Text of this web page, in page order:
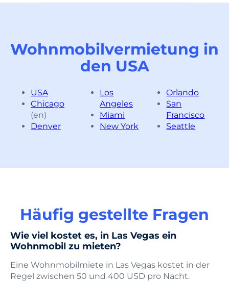
Wohnmobilvermietung in
den USA
USA
Chicago
(en)
Denver
Los
Angeles
Miami
New York
Orlando
San
Francisco
Seattle
Häufig gestellte Fragen
Wie viel kostet es, in Las Vegas ein
Wohnmobil zu mieten?
Eine Wohnmobilmiete in Las Vegas kostet in der
Regel zwischen 50 und 400 USD pro Nacht.